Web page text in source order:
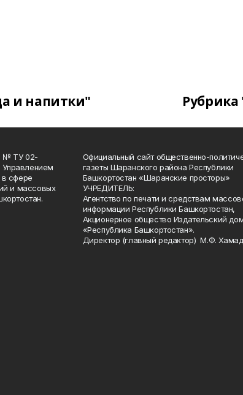
и напитки"
№ ТУ 02-
Управлением
сфере
и массовых
Официальный сайт общественно-
газеты Шаранского района Республики
Башкортостан «Шаранские просторы»
УЧРЕДИТЕЛЬ:
Агентство по печати и средствам
информации Республики Башкортостан,
Акционерное общество Издательский
«Республика Башкортостан».
Директор (главный редактор) М.Ф.